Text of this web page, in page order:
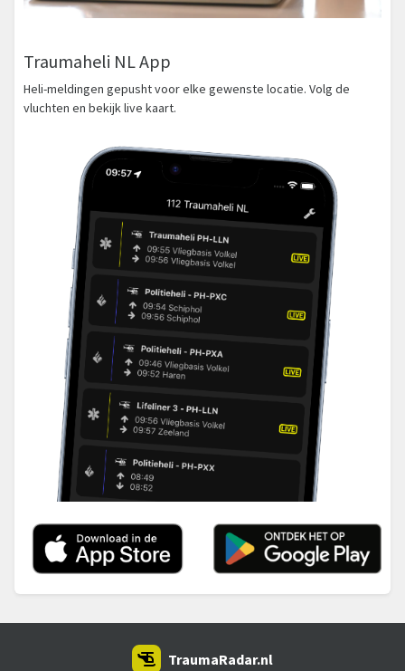
Traumaheli NL App
Heli-meldingen gepusht voor elke gewenste locatie. Volg de
vluchten en bekijk live kaart.
TraumaRadar.nl